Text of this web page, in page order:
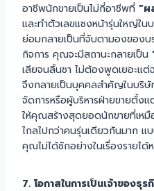
อาชีพนักขายเป็นไม่กี่อาชีพที่ “ผ
และทำตัวเลขแซงหน้ารุ่นใหญ่
ย่อมกลายเป็นที่จับตามองของบ
กิจการ คุณจะมีสถานะกลายเป็น
เลียจนลิ้นชา ไม่ต้องพูดเยอะแ
จึงกลายเป็นบุคคลสำคัญในบริ
จัดการหรือผู้บริหารฝ่ายขายตั้ง
ให้คุณสร้างสุดยอดนักขายที่เห
ไกลไปกว่าคนรุ่นเดียวกันมาก แ
คุณไม่ได้ซักอย่างในเรื่องรายได้
7. โอกาสในการเป็นเจ้าของ